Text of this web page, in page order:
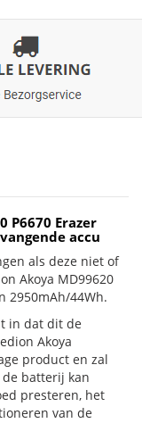
P6670 Erazer
accu
als deze niet of
Akoya MD99620
2950mAh/44Wh.
in dat dit de
Akoya
product en zal
batterij kan
presteren, het
van de